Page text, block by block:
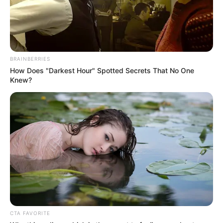
(foto: wsj)
arrow_forward_ios Baca selengkapnya
BRAINBERRIES
How Does "Darkest Hour" Spotted Secrets That No One
Knew?
CTA FAVORITE